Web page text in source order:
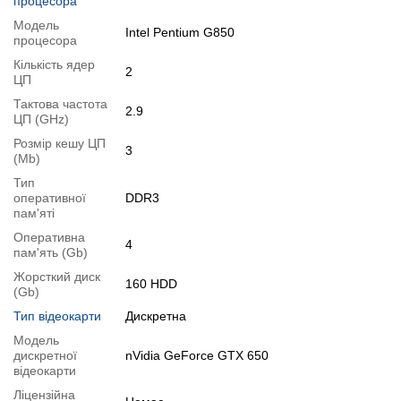
(нажавши на кнопку "Купити") потрібний товар
"АКСЕСУАРИ"
Детальна специфікація, тести і технічні звіти
Специфікація процесора
Огляд процесора
Специфікація процесора
Модель
процесора
Intel Pentium G850
Кількість ядер
ЦП
2
Тактова частота
ЦП (GHz)
2.9
Розмір кешу ЦП
(Mb)
3
Тип
оперативної
пам'яті
DDR3
Оперативна
пам'ять (Gb)
4
Жорсткий диск
(Gb)
160 HDD
Тип відеокарти
Дискретна
Модель
дискретної
відеокарти
nVidia GeForce GTX 650
Ліцензійна